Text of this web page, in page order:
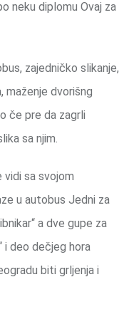
neku diplomu Ovaj za
zajedničko slikanje,
maženje dvorišng
če pre da zagrli
sa njim.
vidi sa svojom
u autobus Jedni za
a dve gupe za
i deo dečjeg hora
biti grljenja i